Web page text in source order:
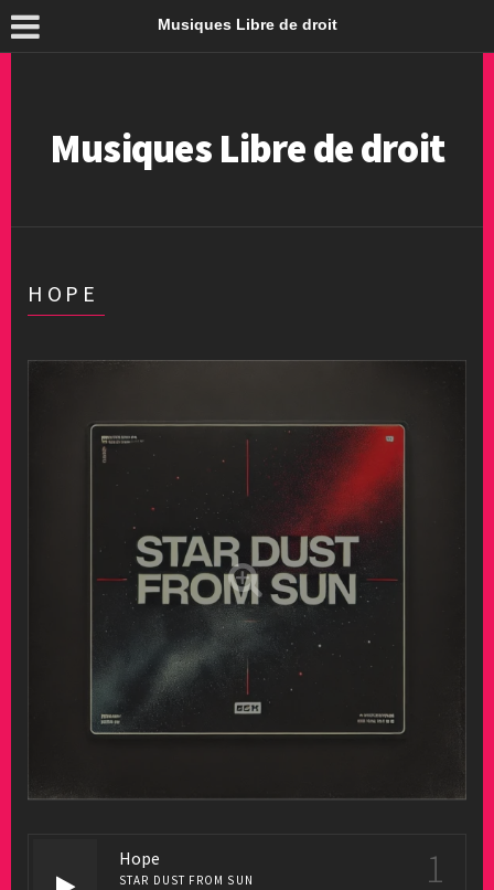
Musiques Libre de droit
Musiques Libre de droit
HOPE
Hope
STAR DUST FROM SUN 1